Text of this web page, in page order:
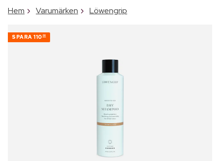
PRODUKT I VARUKORGEN
Ofta köpt tillsammans med
Hem Varumärken Löwengrip
SPARA 110 00